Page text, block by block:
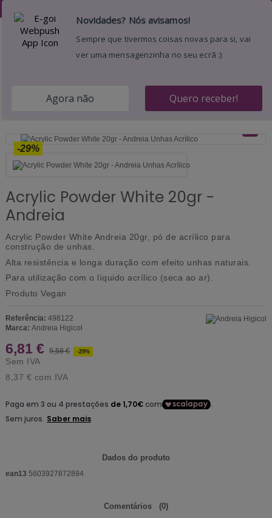
Manicure e Pedicure Unhas Acrílico
Acrylic
Powder White 20gr - Andreia
-29%
Acrylic Powder White 20gr -
Andreia
Acrylic Powder White Andreia 20gr, pó de acrílico para
construção de unhas.
Alta resistência e longa duração com efeito unhas naturais.
Para utilização com o líquido acrílico (seca ao ar).
Produto Vegan
Referência: 498122
Marca: Andreia Higicol
6,81 € 9,58 € -29%
Sem IVA
8,37 € com IVA
Dados do produto
ean13 5603927872894
Comentários (0)